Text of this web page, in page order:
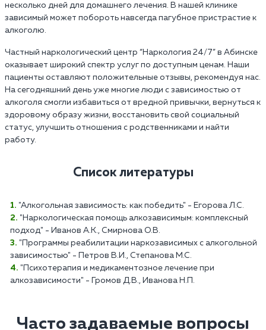
несколько дней для домашнего лечения. В нашей клинике
зависимый может побороть навсегда пагубное пристрастие к
алкоголю.
Частный наркологический центр “Наркология 24/7” в Абинске
оказывает широкий спектр услуг по доступным ценам. Наши
пациенты оставляют положительные отзывы, рекомендуя нас.
На сегодняшний день уже многие люди с зависимостью от
алкоголя смогли избавиться от вредной привычки, вернуться к
здоровому образу жизни, восстановить свой социальный
статус, улучшить отношения с родственниками и найти
работу.
Список литературы
"Алкогольная зависимость: как победить" - Егорова Л.С.
"Наркологическая помощь алкозависимым: комплексный
подход" - Иванов А.К., Смирнова О.В.
"Программы реабилитации наркозависимых с алкогольной
зависимостью" - Петров В.И., Степанова М.С.
"Психотерапия и медикаментозное лечение при
алкозависимости" - Громов Д.В., Иванова Н.П.
Часто задаваемые вопросы